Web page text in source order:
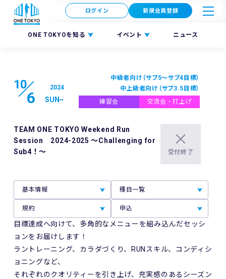
ONE TOKYOを知る イベント ニュース
ログイン 新規会員登録
10
6
2024
SUN~
中級者向け（サブ5〜サブ4目標）
中上級者向け（サブ3.5目標）
練習会
交流会・打上げ
TEAM ONE TOKYO Weekend Run
Session 2024-2025 ～Challenging for
Sub4！～
受付終了
基本情報 種目一覧
規約 申込
目標達成へ向けて、多角的なメニューを組み込んだセッシ
ョンをお届けします！
ラントレーニング、カラダづくり、RUNスキル、コンディシ
ョニングなど、
それぞれのクオリティーを引き上げ、充実感のあるシーズン